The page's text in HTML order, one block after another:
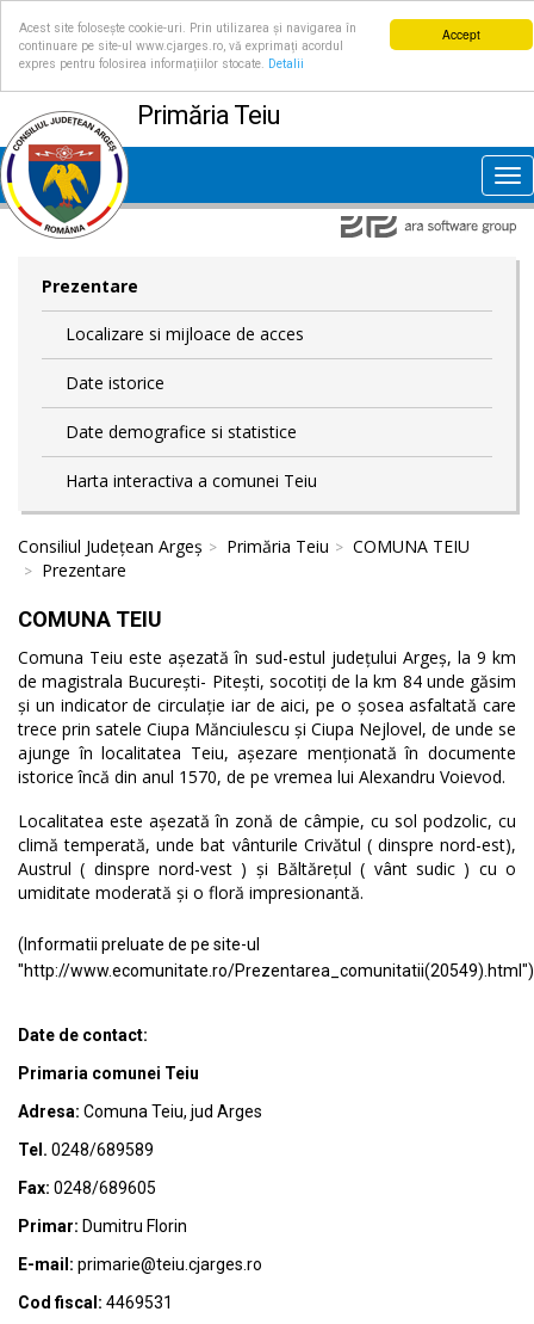
Accept
Acest site folosește cookie-uri. Prin utilizarea și navigarea în
continuare pe site-ul www.cjarges.ro, vă exprimați acordul
expres pentru folosirea informațiilor stocate.
Detalii
Primăria Teiu
Prezentare
Localizare si mijloace de acces
Date istorice
Date demografice si statistice
Harta interactiva a comunei Teiu
Consiliul Județean Argeș Primăria Teiu
COMUNA TEIU
Prezentare
COMUNA TEIU
Comuna Teiu este așezată în sud-estul județului Argeș, la 9 km
de magistrala București- Pitești, socotiți de la km 84 unde găsim
și un indicator de circulație iar de aici, pe o șosea asfaltată care
trece prin satele Ciupa Mănciulescu și Ciupa Nejlovel, de unde se
ajunge în localitatea Teiu, așezare menționată în documente
istorice încă din anul 1570, de pe vremea lui Alexandru Voievod.
Localitatea este așezată în zonă de câmpie, cu sol podzolic, cu
climă temperată, unde bat vânturile Crivătul ( dinspre nord-est),
Austrul ( dinspre nord-vest ) și Băltărețul ( vânt sudic ) cu o
umiditate moderată și o floră impresionantă.
(Informatii preluate de pe site-ul
"http://www.ecomunitate.ro/Prezentarea_comunitatii(20549).html")
Date de contact:
Primaria comunei Teiu
Adresa: Comuna Teiu, jud Arges
Tel. 0248/689589
Fax: 0248/689605
Primar: Dumitru Florin
E-mail: primarie@teiu.cjarges.ro
Cod fiscal: 4469531